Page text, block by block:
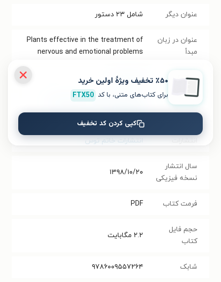
عنوان دیگر شامل ۲۳ دستور
عنوان در زبان
مبدأ
Plants effective in the treatment of
nervous and emotional problems
موضوع طب سنتی
نویسنده سیدحامد گوداسیایی،سیدحمید
گوداسیایی
انتشارات انتشارات خاتم توس
سال انتشار
نسخه فیزیکی
۱۳۹۸/۱۰/۲۰
فرمت کتاب PDF
حجم فایل
کتاب
۲.۲ مگابایت
شابک ۹۷۸۶۰۰۹۵۵۷۲۶۴
٪۵۰ تخفیف ویژۀ اولین خرید
برای کتاب‌های متنی، با کد FTX50
کپی کردن کد تخفیف